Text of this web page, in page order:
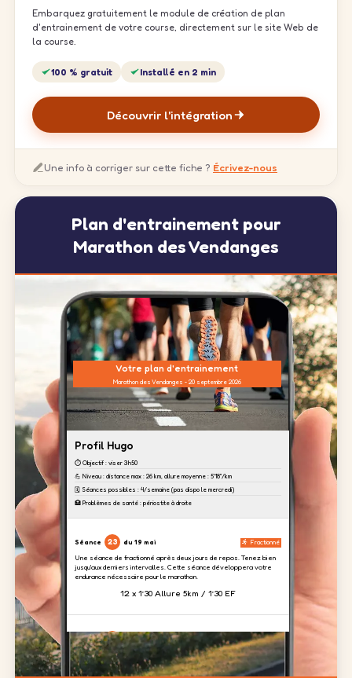
Embarquez gratuitement le module de création de plan
d'entrainement de votre course, directement sur le site Web de
la course.
100 % gratuit Installé en 2 min
Découvrir l'intégration
Une info à corriger sur cette fiche ? Écrivez-nous
Plan d'entrainement pour
Marathon des Vendanges
Votre plan d'entrainement
Marathon des Vendanges - 20 septembre 2026
Profil Hugo
⏱️ Objectif : viser 3h50
💪 Niveau : distance max : 26 km, allure moyenne : 5'18''/km
🗓️ Séances possibles : 4/semaine (pas dispo le mercredi)
🏥 Problèmes de santé : périostite à droite
Séance 23 du 19 mai Fractionné
Une séance de fractionné après deux jours de repos. Tenez bien
jusqu'aux derniers intervalles. Cette séance développera votre
endurance nécessaire pour le marathon.
12 x 1’30 Allure 5km / 1’30 EF
Séance 24 du 20 mai Renfo
Aujourd'hui, nous focalisons un travail sur les cuisses afin
d'absorber le dénivelé prévu à Toulouse.